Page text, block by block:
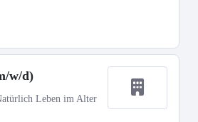
w/d)
Leben im Alter